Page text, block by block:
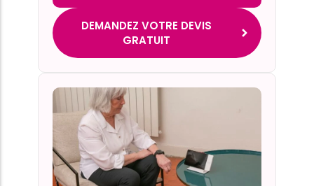
DEMANDEZ VOTRE DEVIS
GRATUIT